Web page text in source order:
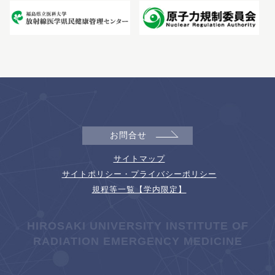
お問合せ
サイトマップ
サイトポリシー・プライバシーポリシー
規程等一覧【学内限定】
HIROSAKI UNIVERSITY INSTITUTE OF
RADIATION EMERGENCY MEDICINE